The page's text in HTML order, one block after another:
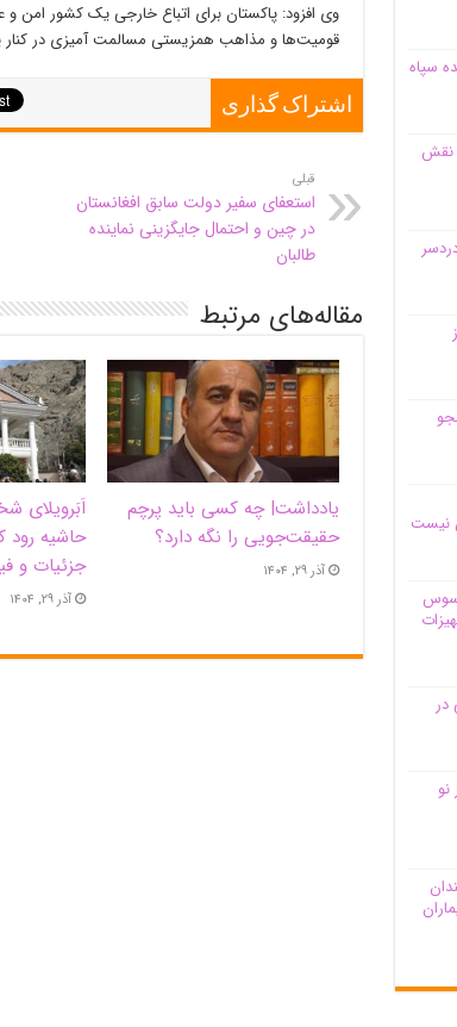
وی افزود: پاکستان برای اتباع خارجی یک کشور امن
قومیت‌ها و مذاهب همزیستی مسالمت آمیزی در کنار
اشتراک گذاری
قبلی
استعفای سفیر دولت سابق افغانستان
در چین و احتمال جایگزینی نماینده
طالبان
مقاله‌های مرتبط
یادداشت| ‌چه کسی باید پرچم
حقیقت‌جویی را نگه دارد؟
آذر ۲۹, ۱۴۰۴
اَبَر‌ویلای
حاشیه‌
جزئیات و
آذر ۲۹, ۱۴۰۴
سپاه
نقش
نیست
در